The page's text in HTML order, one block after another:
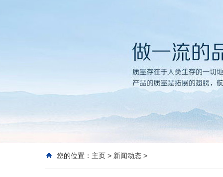
您的位置： 主页 > 新闻动态 >